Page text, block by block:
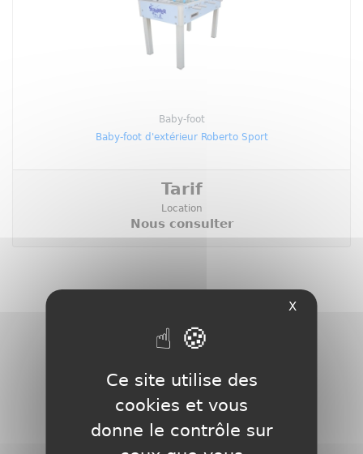
Baby-foot
Baby-foot d'extérieur Roberto Sport
Tarif
Location
Nous consulter
X
Ce site utilise des
cookies et vous
donne le contrôle sur